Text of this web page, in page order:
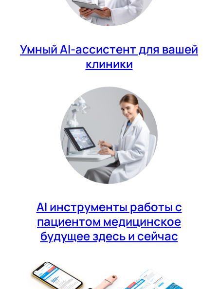
Умный AI-ассистент для вашей
клиники
AI инструменты работы с
пациентом медицинское
будущее здесь и сейчас